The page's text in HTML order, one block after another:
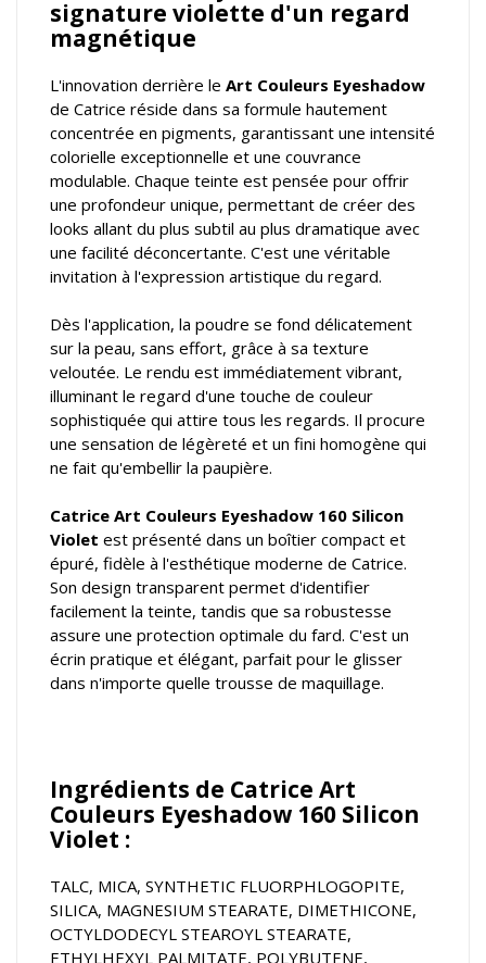
signature violette d'un regard
magnétique
L'innovation derrière le Art Couleurs Eyeshadow
de Catrice réside dans sa formule hautement
concentrée en pigments, garantissant une intensité
colorielle exceptionnelle et une couvrance
modulable. Chaque teinte est pensée pour offrir
une profondeur unique, permettant de créer des
looks allant du plus subtil au plus dramatique avec
une facilité déconcertante. C'est une véritable
invitation à l'expression artistique du regard.
Dès l'application, la poudre se fond délicatement
sur la peau, sans effort, grâce à sa texture
veloutée. Le rendu est immédiatement vibrant,
illuminant le regard d'une touche de couleur
sophistiquée qui attire tous les regards. Il procure
une sensation de légèreté et un fini homogène qui
ne fait qu'embellir la paupière.
Catrice Art Couleurs Eyeshadow 160 Silicon
Violet est présenté dans un boîtier compact et
épuré, fidèle à l'esthétique moderne de Catrice.
Son design transparent permet d'identifier
facilement la teinte, tandis que sa robustesse
assure une protection optimale du fard. C'est un
écrin pratique et élégant, parfait pour le glisser
dans n'importe quelle trousse de maquillage.
Ingrédients de Catrice Art
Couleurs Eyeshadow 160 Silicon
Violet :
TALC, MICA, SYNTHETIC FLUORPHLOGOPITE,
SILICA, MAGNESIUM STEARATE, DIMETHICONE,
OCTYLDODECYL STEAROYL STEARATE,
ETHYLHEXYL PALMITATE, POLYBUTENE,